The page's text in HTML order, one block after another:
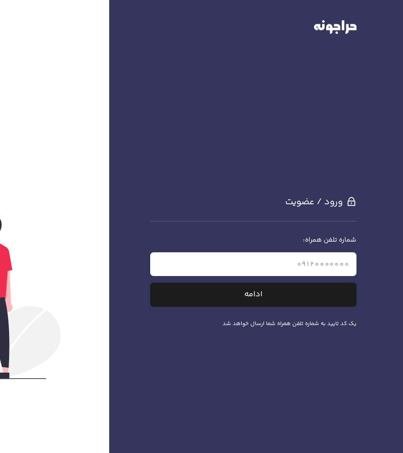
ورود / عضویت
شماره تلفن همراه:
ادامه
یک کد تایید به شماره تلفن همراه شما ارسال خواهد شد